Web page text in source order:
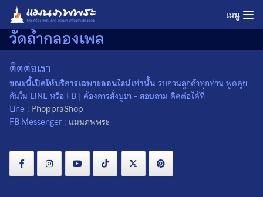
Skip
content
เมนู
วัดถ้ำกลองเพล
ติดต่อเรา
ขณะนี้เปิดให้บริการเฉพาะออนไลน์เท่านั้น รบกวนลูกค้าทุกท่าน พูดคุย
กันใน LINE หรือ FB | ต้องการสั่งบูชา - สอบถาม ติดต่อได้ที่
Line : PhoppraShop
FB Messenger : แมนภพพระ